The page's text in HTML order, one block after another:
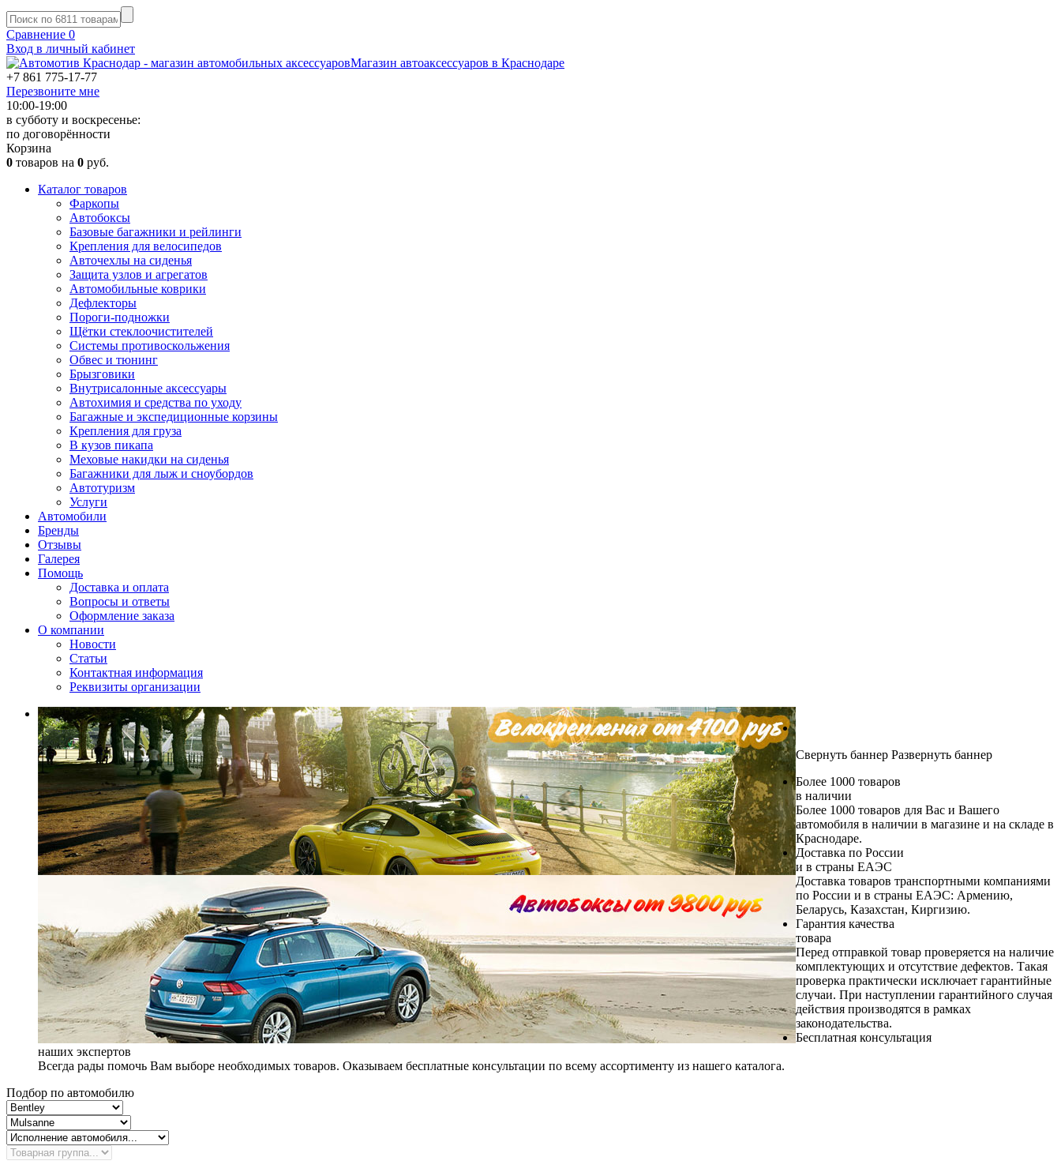
Сравнение 0
Вход в личный кабинет
Магазин автоаксессуаров в Краснодаре
+7 861 775-17-77
Перезвоните мне
10:00-19:00
в субботу и воскресенье:
по договорённости
Корзина
0 товаров на 0 руб.
Каталог товаров
Фаркопы
Автобоксы
Базовые багажники и рейлинги
Крепления для велосипедов
Авточехлы на сиденья
Защита узлов и агрегатов
Автомобильные коврики
Дефлекторы
Пороги-подножки
Щётки стеклоочистителей
Системы противоскольжения
Обвес и тюнинг
Брызговики
Внутрисалонные аксессуары
Автохимия и средства по уходу
Багажные и экспедиционные корзины
Крепления для груза
В кузов пикапа
Меховые накидки на сиденья
Багажники для лыж и сноубордов
Автотуризм
Услуги
Автомобили
Бренды
Отзывы
Галерея
Помощь
Доставка и оплата
Вопросы и ответы
Оформление заказа
О компании
Новости
Статьи
Контактная информация
Реквизиты организации
Свернуть баннер Развернуть баннер
Более 1000 товаров
в наличии
Более 1000 товаров для Вас и Вашего
автомобиля в наличии в магазине и на складе в
Краснодаре.
Доставка по России
и в страны ЕАЭС
Доставка товаров транспортными компаниями
по России и в страны ЕАЭС: Армению,
Беларусь, Казахстан, Киргизию.
Гарантия качества
товара
Перед отправкой товар проверяется на наличие
комплектующих и отсутствие дефектов. Такая
проверка практически исключает гарантийные
случаи. При наступлении гарантийного случая
действия производятся в рамках
законодательства.
Бесплатная консультация
наших экспертов
Всегда рады помочь Вам выборе необходимых товаров. Оказываем бесплатные консультации по всему ассортименту из нашего каталога.
Подбор по автомобилю